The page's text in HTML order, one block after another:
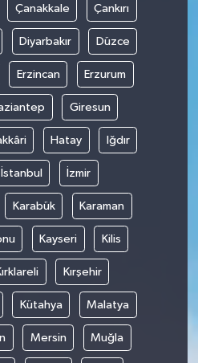
Çanakkale Çankırı
Diyarbakır Düzce
Erzincan Erzurum
Giresun
Hatay Iğdır
İstanbul İzmir
Karabük Karaman
Kayseri Kilis
Kırşehir
Kütahya Malatya
Mersin Muğla